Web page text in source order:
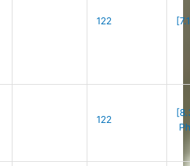
122
122